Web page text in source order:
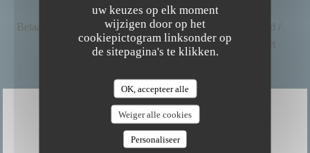
uw keuzes op elk moment
wijzigen door op het
cookiepictogram linksonder op
de sitepagina's te klikken.
OK, accepteer alle
Weiger alle cookies
Personaliseer
Betaalmethoden
Mobile payment, Zonder contact, Eurocard /
Mastercard, Contant geld, Visa, Debetkaart
OPENINGSTIJDEN